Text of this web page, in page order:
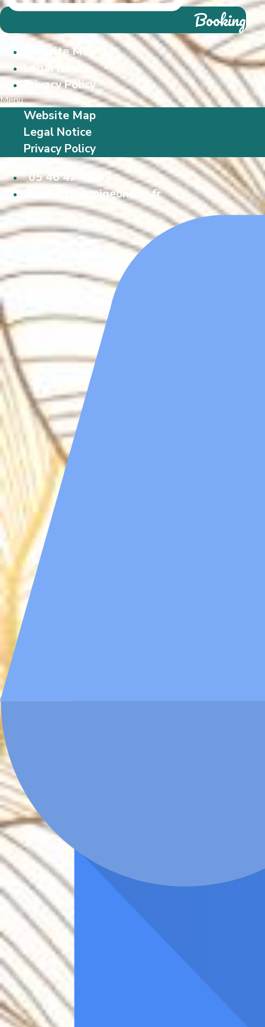
Booking
Website Map
Legal Notice
Privacy Policy
Menu
Website Map
Legal Notice
Privacy Policy
05 46 47 48 49
contact@aupigeonnier.fr